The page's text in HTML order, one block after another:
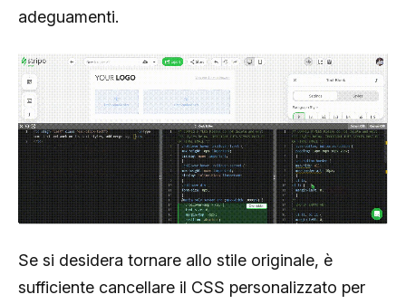
adeguamenti.
Se si desidera tornare allo stile originale, è
sufficiente cancellare il CSS personalizzato per